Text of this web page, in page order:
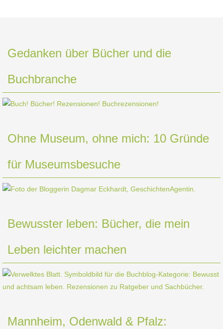
Gedanken über Bücher und die
Buchbranche
Ohne Museum, ohne mich: 10 Gründe
für Museumsbesuche
Bewusster leben: Bücher, die mein
Leben leichter machen
Mannheim, Odenwald & Pfalz: